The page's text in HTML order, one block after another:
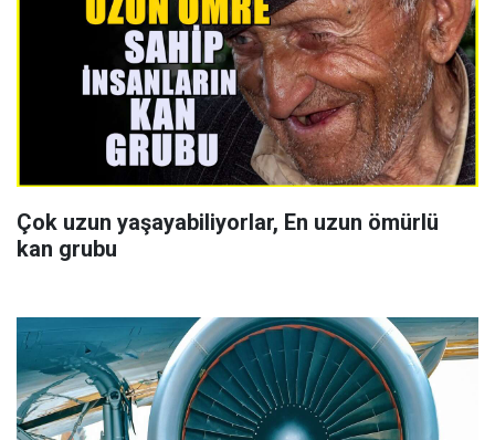
Çok uzun yaşayabiliyorlar, En uzun ömürlü
kan grubu